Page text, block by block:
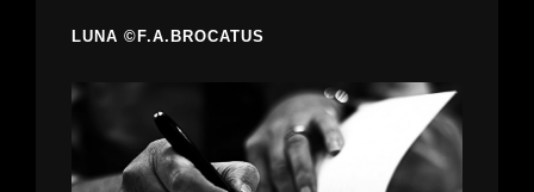
LUNA ©F.A.BROCATUS